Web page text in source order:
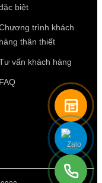
biệt
trình khách
hàng thân thiết
vấn khách hàng
FAQ